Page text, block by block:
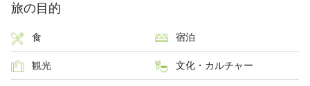
旅の目的
食 宿泊
観光 文化・カルチャー